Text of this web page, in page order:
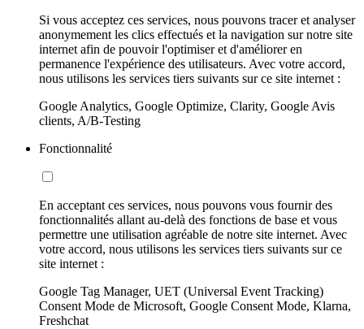
Si vous acceptez ces services, nous pouvons tracer et analyser
anonymement les clics effectués et la navigation sur notre site
internet afin de pouvoir l'optimiser et d'améliorer en
permanence l'expérience des utilisateurs. Avec votre accord,
nous utilisons les services tiers suivants sur ce site internet :
Google Analytics, Google Optimize, Clarity, Google Avis
clients, A/B-Testing
Fonctionnalité
En acceptant ces services, nous pouvons vous fournir des
fonctionnalités allant au-delà des fonctions de base et vous
permettre une utilisation agréable de notre site internet. Avec
votre accord, nous utilisons les services tiers suivants sur ce
site internet :
Google Tag Manager, UET (Universal Event Tracking)
Consent Mode de Microsoft, Google Consent Mode, Klarna,
Freshchat